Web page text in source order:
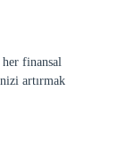
finansal
artırmak